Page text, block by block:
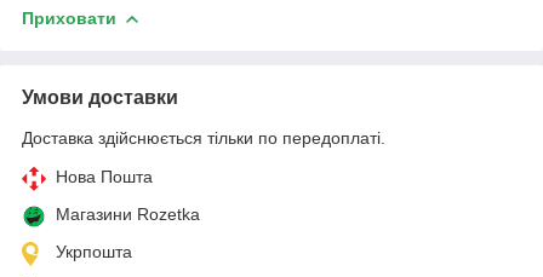
Приховати
Умови доставки
Доставка здійснюється тільки по передоплаті.
Нова Пошта
Магазини Rozetka
Укрпошта